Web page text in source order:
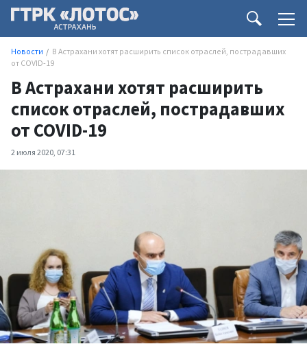
Новости
В Астрахани хотят расширить список отраслей, пострадавших
от COVID-19
В Астрахани хотят расширить
список отраслей, пострадавших
от COVID-19
2 июля 2020, 07:31